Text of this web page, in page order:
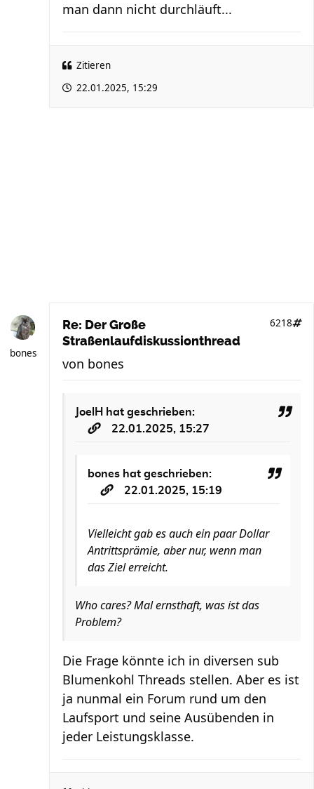
man dann nicht durchläuft...
Zitieren
22.01.2025, 15:29
bones
Re: Der Große
Straßenlaufdiskussionthread
6218
von bones
JoelH hat geschrieben:
22.01.2025, 15:27
bones hat geschrieben:
22.01.2025, 15:19
Vielleicht gab es auch ein paar Dollar
Antrittsprämie, aber nur, wenn man
das Ziel erreicht.
Who cares? Mal ernsthaft, was ist das
Problem?
Die Frage könnte ich in diversen sub
Blumenkohl Threads stellen. Aber es ist
ja nunmal ein Forum rund um den
Laufsport und seine Ausübenden in
jeder Leistungsklasse.